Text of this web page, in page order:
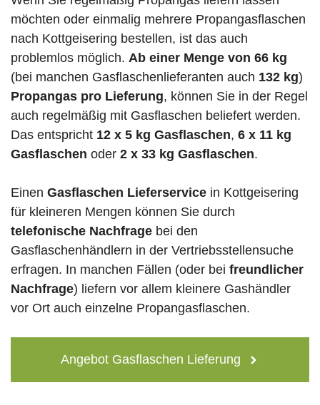
möchten oder einmalig mehrere Propangasflaschen
nach Kottgeisering bestellen, ist das auch
problemlos möglich. Ab einer Menge von 66 kg
(bei manchen Gasflaschenlieferanten auch 132 kg)
Propangas pro Lieferung, können Sie in der Regel
auch regelmäßig mit Gasflaschen beliefert werden.
Das entspricht 12 x 5 kg Gasflaschen, 6 x 11 kg
Gasflaschen oder 2 x 33 kg Gasflaschen.
Einen Gasflaschen Lieferservice in Kottgeisering
für kleineren Mengen können Sie durch
telefonische Nachfrage bei den
Gasflaschenhändlern in der Vertriebsstellensuche
erfragen. In manchen Fällen (oder bei freundlicher
Nachfrage) liefern vor allem kleinere Gashändler
vor Ort auch einzelne Propangasflaschen.
Angebot Gasflaschen Lieferung